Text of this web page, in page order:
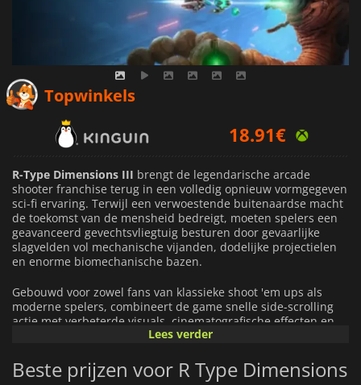
Topwinkels
21.94€
25.19€
R-Type Dimensions III brengt de legendarische arcade
shooter franchise terug in een volledig opnieuw vormgegeven
sci-fi ervaring. Terwijl een verwoestende buitenaardse macht
de toekomst van de mensheid bedreigt, moeten spelers een
geavanceerd gevechtsvliegtuig besturen door gevaarlijke
slagvelden vol mechanische vijanden, dodelijke projectielen
en enorme biomechanische bazen.
Gebouwd voor zowel fans van klassieke shoot 'em ups als
moderne spelers, combineert de game snelle side-scrolling
actie met verbeterde visuals, cinematografische effecten en
vloeiende gameplay-systemen. Elke missie daagt spelers uit
reflexen onder de knie te krijgen, terwijl ze steeds intensere
vijandelijke aanvallen overleven.
Lees verder
Beste prijzen voor R Type Dimensions